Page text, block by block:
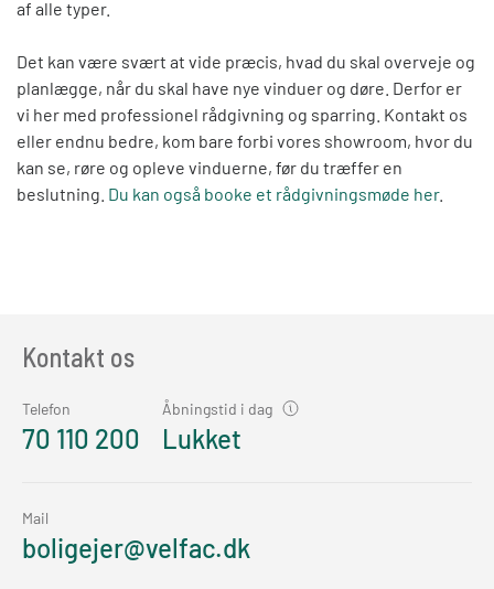
af alle typer.
Det kan være svært at vide præcis, hvad du skal overveje og
planlægge, når du skal have nye vinduer og døre. Derfor er
vi her med professionel rådgivning og sparring. Kontakt os
eller endnu bedre, kom bare forbi vores showroom, hvor du
kan se, røre og opleve vinduerne, før du træffer en
beslutning. Du kan også booke et rådgivningsmøde her.
Kontakt os
Telefon
70 110 200
Åbningstid i dag
Lukket
Mail
boligejer@velfac.dk